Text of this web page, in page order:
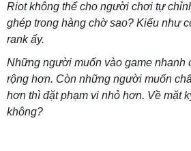
Riot không thể cho người chơi tự
ghép trong hàng chờ sao? Kiểu như
rank ấy.
Những người muốn vào game nhanh
rộng hơn. Còn những người muốn
hơn thì đặt phạm vi nhỏ hơn. Về mặt
không?